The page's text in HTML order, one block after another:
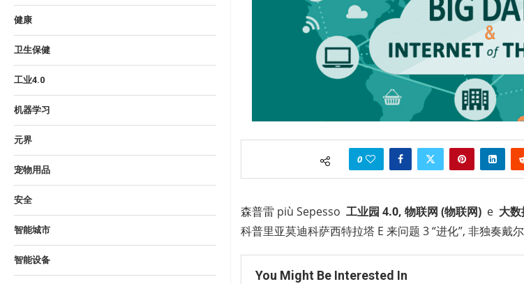
健康
卫生保健
工业4.0
机器学习
元界
宠物用品
安全
智能城市
智能设备
0
森普雷 più Sepesso 工业园 4.0, 物联网 (物联网) e 大
科普里亚莫迪科萨西特拉塔 E 来问题 3 “进化”, 非独奏戴
You Might Be Interested In